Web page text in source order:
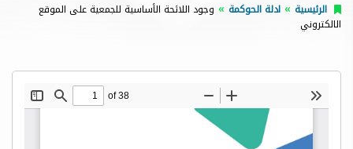
الرئيسية ادلة الحوكمة
وجود اللائحة الأساسية للجمعية على الموقع
الالكتروني